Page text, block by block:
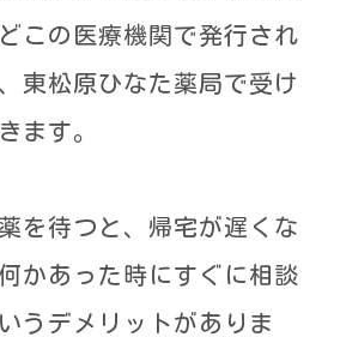
n
この医療機関で発行され
東松原ひなた薬局で受け
ます。
を待つと、帰宅が遅くな
かあった時にすぐに相談
うデメリットがありま